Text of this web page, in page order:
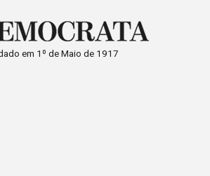
em 1º de Maio de 1917